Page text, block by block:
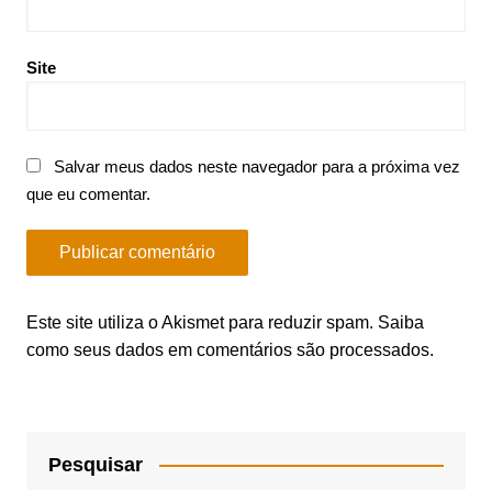
Site
Salvar meus dados neste navegador para a próxima vez
que eu comentar.
Este site utiliza o Akismet para reduzir spam. Saiba
como seus dados em comentários são processados.
Pesquisar